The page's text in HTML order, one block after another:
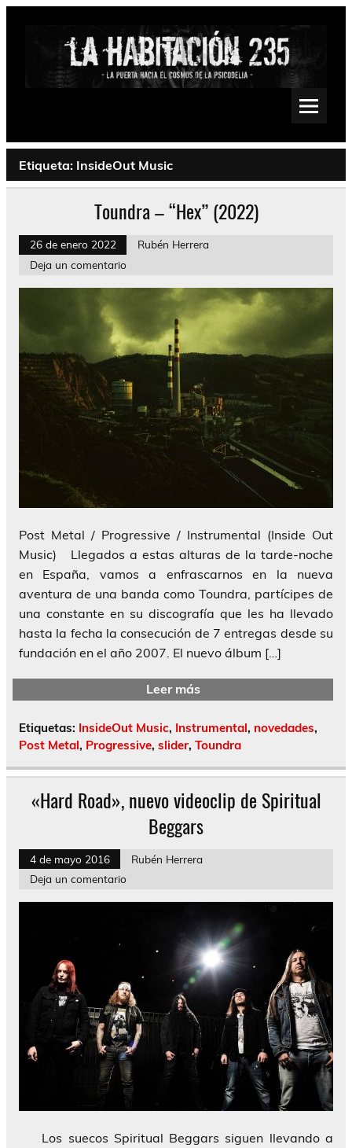
Saltar
Psychedelic, Stoner, Doom, Sludge, Fuzz, Space, Drone
Etiqueta: InsideOut Music
Toundra – “Hex” (2022)
26 de enero 2022
Rubén Herrera
Deja un comentario
Post Metal / Progressive / Instrumental (Inside Out
Music) Llegados a estas alturas de la tarde-noche
en España, vamos a enfrascarnos en la nueva
aventura de una banda como Toundra, partícipes de
una constante en su discografía que les ha llevado
hasta la fecha la consecución de 7 entregas desde su
fundación en el año 2007. El nuevo álbum […]
Leer más
Etiquetas: InsideOut Music, Instrumental, novedades,
Post Metal, Progressive, slider, Toundra
«Hard Road», nuevo videoclip de Spiritual
Beggars
4 de mayo 2016
Rubén Herrera
Deja un comentario
Los suecos Spiritual Beggars siguen llevando a